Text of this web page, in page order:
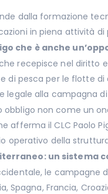
dalla formazione
in piena attività di
che è anche
recepisce nel
di pesca per le flotte
legale alla campagna
non come un
afferma il CLC Paolo
operativo della
un sistema
le campagne
Spagna, Francia,